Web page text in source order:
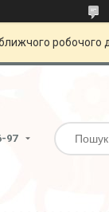
робочого
97